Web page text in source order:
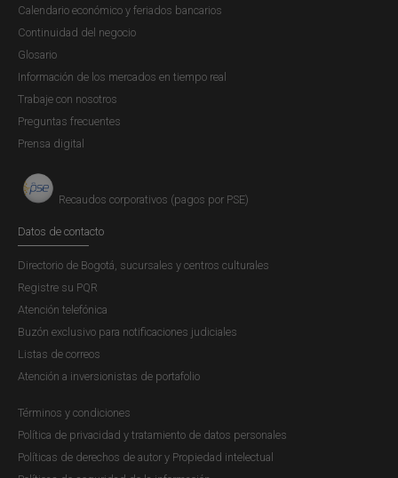
representación de la entidad.
Reputacional:riesgo de afectación negativa de la
confianza/credibilidad de la entidad por parte de uno o
varios de sus grupos de interés, en cuanto a su
integridad, capacidad técnica u operativa o
cumplimiento. Es consecuencia de la materialización
de otros riesgos.
1.3 Ciclo de gestión de riesgos
relación directa con los servicios que prestan los
proveedores, es importante identificar, medir, tratar,
controlar y monitorear los riesgos asociados a estos
procesos:
Calendario económico y feriados bancarios
Continuidad del negocio
Glosario
Información de los mercados en tiempo real
Trabaje con nosotros
Preguntas frecuentes
Prensa digital
Recaudos corporativos (pagos por PSE)
Datos de contacto
Directorio de Bogotá, sucursales y centros culturales
Registre su PQR
Atención telefónica
Buzón exclusivo para notificaciones judiciales
Listas de correos
Atención a inversionistas de portafolio
Términos y condiciones
Política de privacidad y tratamiento de datos personales
Políticas de derechos de autor y Propiedad intelectual